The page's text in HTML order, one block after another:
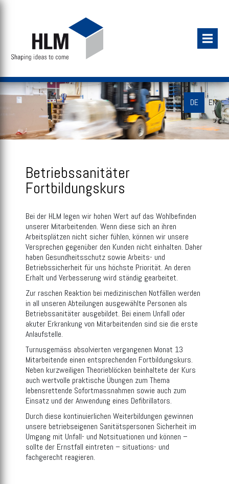
DE EN
Betriebssanitäter
Fortbildungskurs
Bei der HLM legen wir hohen Wert auf das Wohlbefinden
unserer Mitarbeitenden. Wenn diese sich an ihren
Arbeitsplätzen nicht sicher fühlen, können wir unsere
Versprechen gegenüber den Kunden nicht einhalten. Daher
haben Gesundheitsschutz sowie Arbeits- und
Betriebssicherheit für uns höchste Priorität. An deren
Erhalt und Verbesserung wird ständig gearbeitet.
Zur raschen Reaktion bei medizinischen Notfällen werden
in all unseren Abteilungen ausgewählte Personen als
Betriebssanitäter ausgebildet. Bei einem Unfall oder
akuter Erkrankung von Mitarbeitenden sind sie die erste
Anlaufstelle.
Turnusgemäss absolvierten vergangenen Monat 13
Mitarbeitende einen entsprechenden Fortbildungskurs.
Neben kurzweiligen Theorieblöcken beinhaltete der Kurs
auch wertvolle praktische Übungen zum Thema
lebensrettende Sofortmassnahmen sowie auch zum
Einsatz und der Anwendung eines Defibrillators.
Durch diese kontinuierlichen Weiterbildungen gewinnen
unsere betriebseigenen Sanitätspersonen Sicherheit im
Umgang mit Unfall- und Notsituationen und können –
sollte der Ernstfall eintreten – situations- und
fachgerecht reagieren.